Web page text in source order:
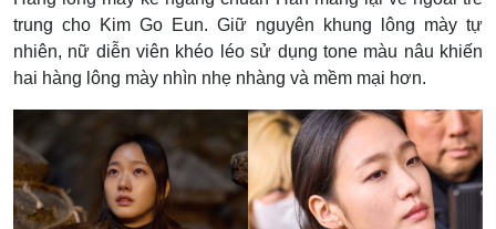
trung cho Kim Go Eun. Giữ nguyên khung lông mày tự
nhiên, nữ diễn viên khéo léo sử dụng tone màu nâu khiến
hai hàng lông mày nhìn nhẹ nhàng và mềm mại hơn.